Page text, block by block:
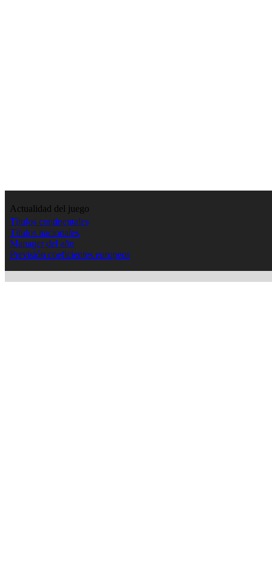
Actualidad del juego
Títulos continentales
Títulos nacionales
Manager del año
Previsión coeficientes europeos